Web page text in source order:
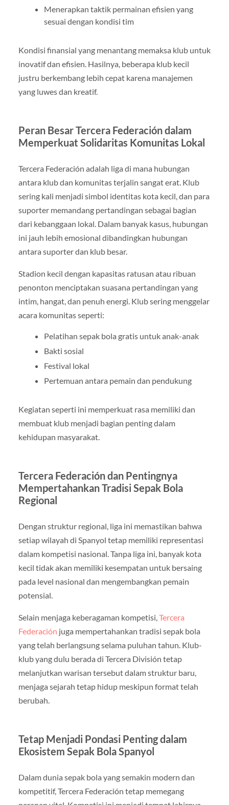
Menerapkan taktik permainan efisien yang
sesuai dengan kondisi tim
Kondisi finansial yang menantang memaksa klub untuk
inovatif dan efisien. Hasilnya, beberapa klub kecil
justru berkembang lebih cepat karena manajemen
yang luwes dan kreatif.
Peran Besar Tercera Federación dalam
Memperkuat Solidaritas Komunitas Lokal
Tercera Federación adalah liga di mana hubungan
antara klub dan komunitas terjalin sangat erat. Klub
sering kali menjadi simbol identitas kota kecil, dan para
suporter memandang pertandingan sebagai bagian
dari kebanggaan lokal. Dalam banyak kasus, hubungan
ini jauh lebih emosional dibandingkan hubungan
antara suporter dan klub besar.
Stadion kecil dengan kapasitas ratusan atau ribuan
penonton menciptakan suasana pertandingan yang
intim, hangat, dan penuh energi. Klub sering menggelar
acara komunitas seperti:
Pelatihan sepak bola gratis untuk anak-anak
Bakti sosial
Festival lokal
Pertemuan antara pemain dan pendukung
Kegiatan seperti ini memperkuat rasa memiliki dan
membuat klub menjadi bagian penting dalam
kehidupan masyarakat.
Tercera Federación dan Pentingnya
Mempertahankan Tradisi Sepak Bola
Regional
Dengan struktur regional, liga ini memastikan bahwa
setiap wilayah di Spanyol tetap memiliki representasi
dalam kompetisi nasional. Tanpa liga ini, banyak kota
kecil tidak akan memiliki kesempatan untuk bersaing
pada level nasional dan mengembangkan pemain
potensial.
Selain menjaga keberagaman kompetisi,Tercera
Federación juga mempertahankan tradisi sepak bola
yang telah berlangsung selama puluhan tahun. Klub-
klub yang dulu berada di Tercera División tetap
melanjutkan warisan tersebut dalam struktur baru,
menjaga sejarah tetap hidup meskipun format telah
berubah.
Tetap Menjadi Pondasi Penting dalam
Ekosistem Sepak Bola Spanyol
Dalam dunia sepak bola yang semakin modern dan
kompetitif, Tercera Federación tetap memegang